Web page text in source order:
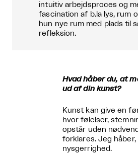
intuitiv arbejdsproces og
fascination af b.la lys, rum
hun nye rum med plads til
refleksion.
Hvad håber du, at
ud af din kunst?
Kunst kan give en
hvor følelser,
opstår uden
forklares. Jeg
nysgerrighed.